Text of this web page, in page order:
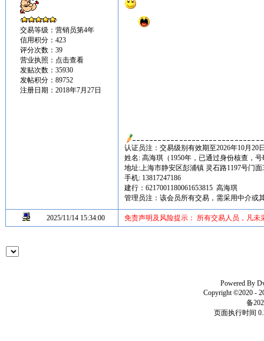
交易等级：营销员第4年
信用积分：423
评分次数：39
营业执照： 点击查看
发贴次数：35930
发帖积分：89752
注册日期：2018年7月27日
认证员注：交易级别有效期至2026年10月20
姓名: 高海琪（1950年，已通过身份核查，
地址:上海市静安区彭浦镇 灵石路1197号门面
手机: 13817247186
建行：6217001180061653815 高海琪
管理员注：该会员所有交易，需采用中介或
2025/11/14 15:34:00 免责声明及风险提示： 所有交易人员，凡
Powered By
Copyright ©2020 -
备
页面执行时间